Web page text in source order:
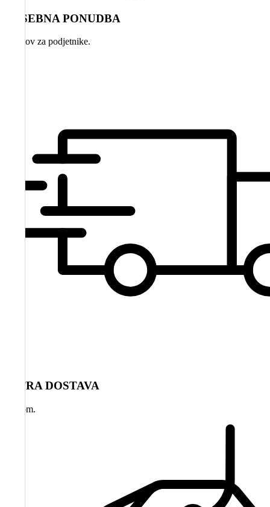
POSEBNA PONUDBA
paketov za podjetnike.
HITRA DOSTAVA
na dom.